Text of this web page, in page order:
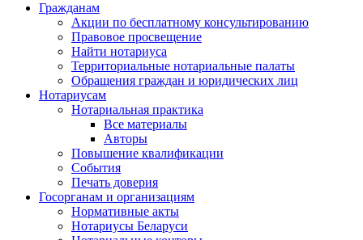
Гражданам
Акции по бесплатному консультированию
Правовое просвещение
Найти нотариуса
Территориальные нотариальные палаты
Обращения граждан и юридических лиц
Нотариусам
Нотариальная практика
Все материалы
Авторы
Повышение квалификации
События
Печать доверия
Госорганам и организациям
Нормативные акты
Нотариусы Беларуси